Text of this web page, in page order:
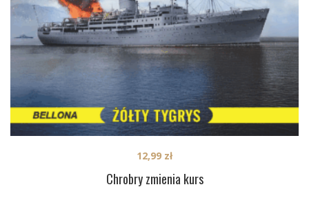
Chrobry zmienia kurs
12,99 zł